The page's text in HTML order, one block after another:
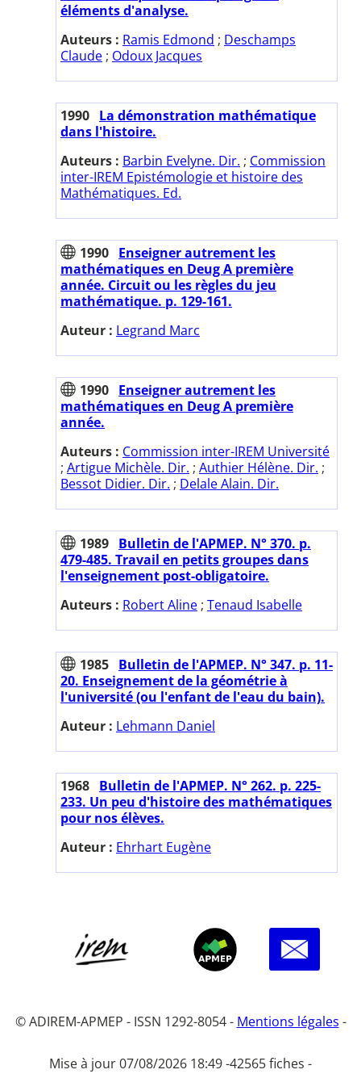
éléments d'analyse.
Auteurs : Ramis Edmond ; Deschamps
Claude ; Odoux Jacques
1990 La démonstration mathématique
dans l'histoire.
Auteurs : Barbin Evelyne. Dir. ; Commission
inter-IREM Epistémologie et histoire des
Mathématiques. Ed.
1990 Enseigner autrement les
mathématiques en Deug A première
année. Circuit ou les règles du jeu
mathématique. p. 129-161.
Auteur : Legrand Marc
1990 Enseigner autrement les
mathématiques en Deug A première
année.
Auteurs : Commission inter-IREM Université
; Artigue Michèle. Dir. ; Authier Hélène. Dir. ;
Bessot Didier. Dir. ; Delale Alain. Dir.
1989 Bulletin de l'APMEP. N° 370. p.
479-485. Travail en petits groupes dans
l'enseignement post-obligatoire.
Auteurs : Robert Aline ; Tenaud Isabelle
1985 Bulletin de l'APMEP. N° 347. p. 11-
20. Enseignement de la géométrie à
l'université (ou l'enfant de l'eau du bain).
Auteur : Lehmann Daniel
1968 Bulletin de l'APMEP. N° 262. p. 225-
233. Un peu d'histoire des mathématiques
pour nos élèves.
Auteur : Ehrhart Eugène
© ADIREM-APMEP - ISSN 1292-8054 - Mentions légales -
Mise à jour 07/08/2026 18:49 -42565 fiches -